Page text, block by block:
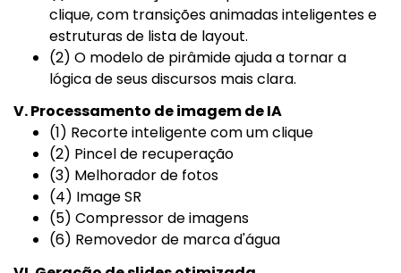
clique, com transições animadas inteligentes e
estruturas de lista de layout.
(2) O modelo de pirâmide ajuda a tornar a
lógica de seus discursos mais clara.
V. Processamento de imagem de IA
(1) Recorte inteligente com um clique
(2) Pincel de recuperação
(3) Melhorador de fotos
(4) Image SR
(5) Compressor de imagens
(6) Removedor de marca d'água